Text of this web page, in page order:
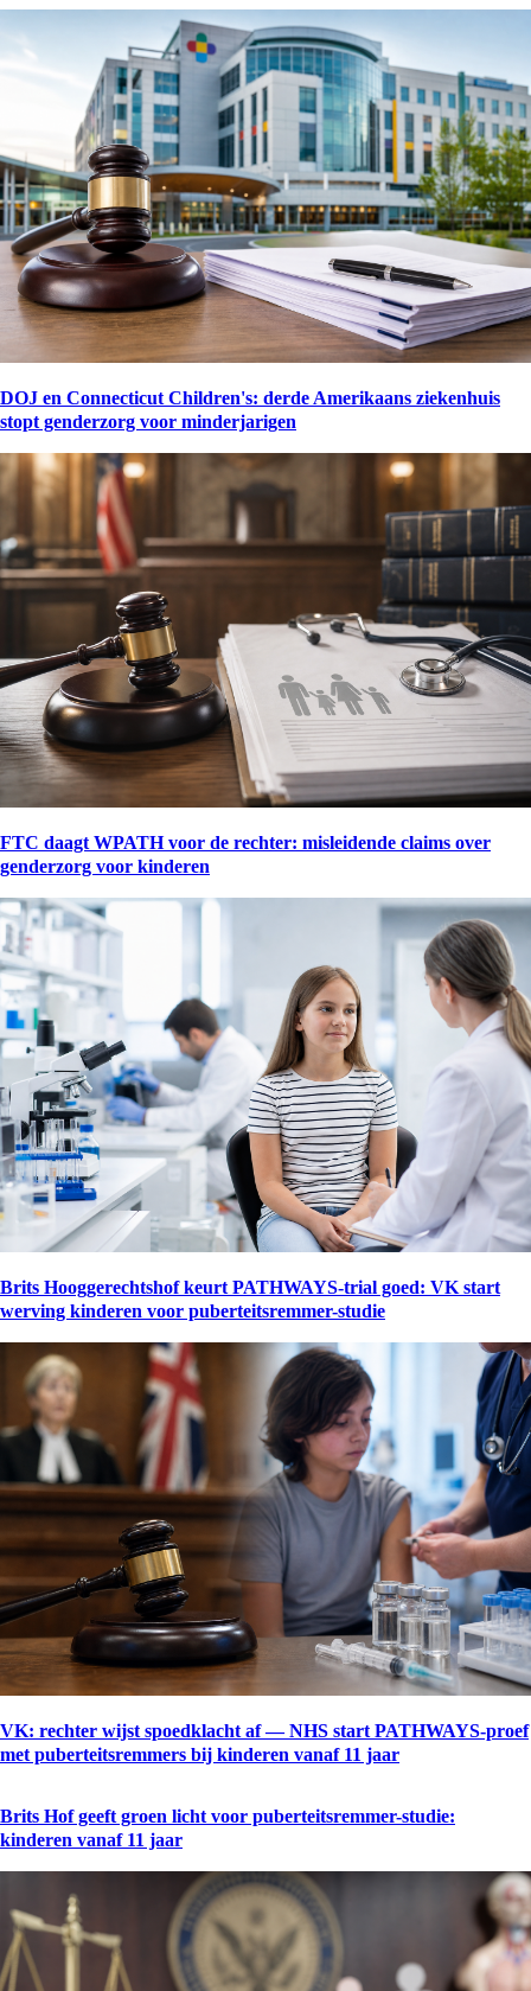
DOJ en Connecticut Children's: derde Amerikaans ziekenhuis
stopt genderzorg voor minderjarigen
FTC daagt WPATH voor de rechter: misleidende claims over
genderzorg voor kinderen
Brits Hooggerechtshof keurt PATHWAYS-trial goed: VK start
werving kinderen voor puberteitsremmer-studie
VK: rechter wijst spoedklacht af — NHS start PATHWAYS-proef
met puberteitsremmers bij kinderen vanaf 11 jaar
Brits Hof geeft groen licht voor puberteitsremmer-studie:
kinderen vanaf 11 jaar